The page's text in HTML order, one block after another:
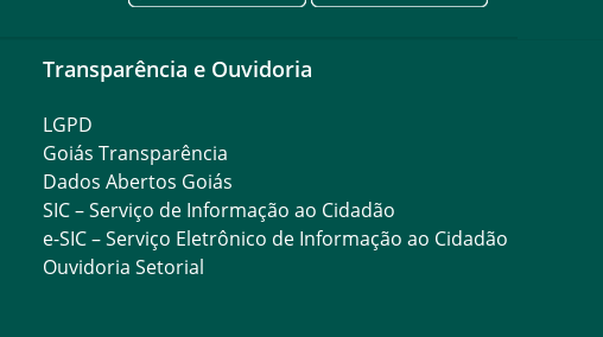
Transparência e Ouvidoria
LGPD
Goiás Transparência
Dados Abertos Goiás
SIC – Serviço de Informação ao Cidadão
e-SIC – Serviço Eletrônico de Informação ao Cidadão
Ouvidoria Setorial